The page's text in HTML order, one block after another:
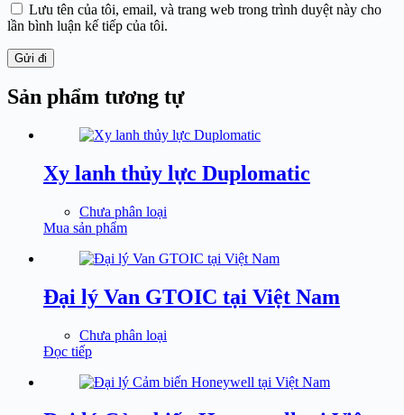
Lưu tên của tôi, email, và trang web trong trình duyệt này cho
lần bình luận kế tiếp của tôi.
Gửi đi
Sản phẩm tương tự
Xy lanh thủy lực Duplomatic
Chưa phân loại
Mua sản phẩm
Đại lý Van GTOIC tại Việt Nam
Chưa phân loại
Đọc tiếp